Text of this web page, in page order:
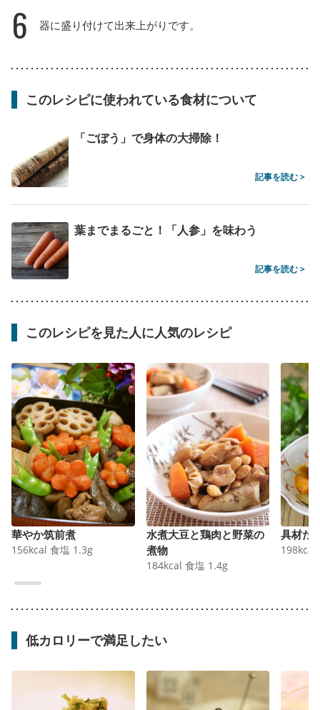
6 器に盛り付けて出来上がりです。
このレシピに使われている食材について
「ごぼう」で身体の大掃除！
記事を読む >
葉までまるごと！「人参」を味わう
記事を読む >
このレシピを見た人に人気のレシピ
華やか筑前煮
156kcal 食塩 1.3g
水煮大豆と鶏肉と野菜の
煮物
184kcal 食塩 1.4g
具材た
198kcal
低カロリーで満足したい